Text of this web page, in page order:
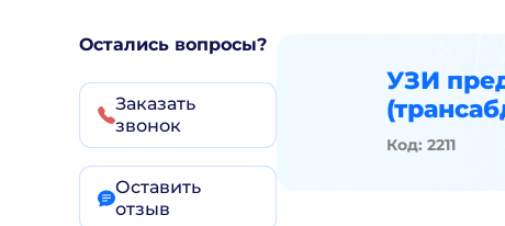
Остались вопросы?
Заказать
звонок
Оставить
отзыв
УЗИ
Код: 2211